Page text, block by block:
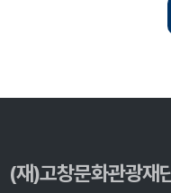
(재)고창문화관광재